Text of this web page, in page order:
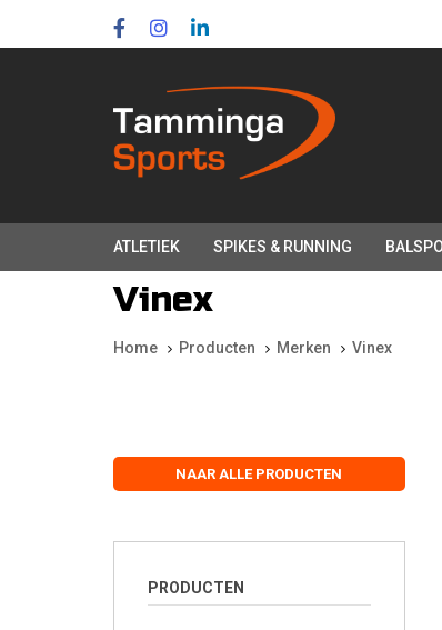
ATLETIEK SPIKES & RUNNING
Vinex
Home Producten Merken Vinex
NAAR ALLE PRODUCTEN
PRODUCTEN